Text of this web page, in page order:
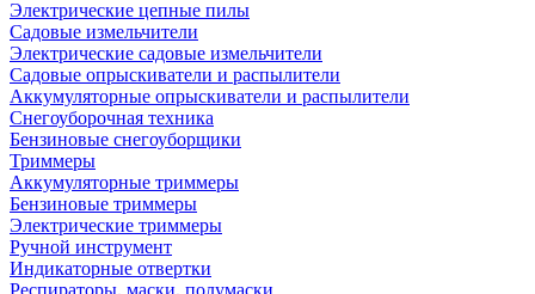
Электрические цепные пилы
Садовые измельчители
Электрические садовые измельчители
Садовые опрыскиватели и распылители
Аккумуляторные опрыскиватели и распылители
Снегоуборочная техника
Бензиновые снегоуборщики
Триммеры
Аккумуляторные триммеры
Бензиновые триммеры
Электрические триммеры
Ручной инструмент
Индикаторные отвертки
Респираторы, маски, полумаски